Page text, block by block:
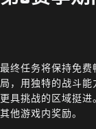
最终任务将保持免
局，用独特的战斗
更具挑战的区域挺
其他游戏内奖励。